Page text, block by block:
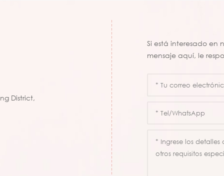
District,
Si está interesado en
mensaje aquí, le